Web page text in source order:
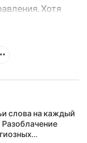
Хотя
работа Божья
основывается
Закона? Это
дня является
сделана в
по
в Период
и
слова на каждый
Разоблачение